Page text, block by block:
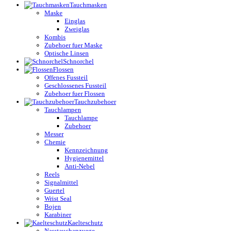
Tauchmasken
Maske
Einglas
Zweiglas
Kombis
Zubehoer fuer Maske
Optische Linsen
Schnorchel
Flossen
Offenes Fussteil
Geschlossenes Fussteil
Zubehoer fuer Flossen
Tauchzubehoer
Tauchlampen
Tauchlampe
Zubehoer
Messer
Chemie
Kennzeichnung
Hygienemittel
Anti-Nebel
Reels
Signalmittel
Guertel
Wrist Seal
Bojen
Karabiner
Kaelteschutz